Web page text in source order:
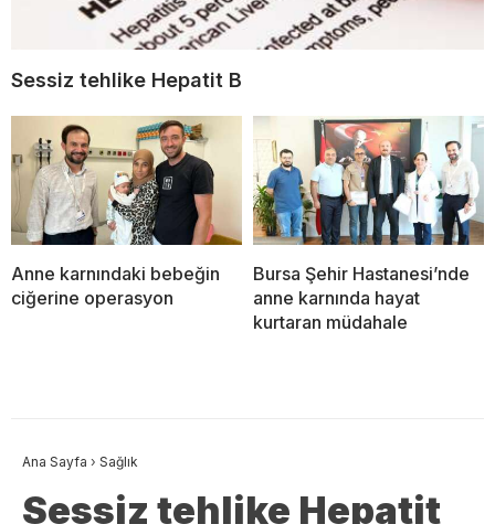
Sessiz tehlike Hepatit B
Anne karnındaki bebeğin
ciğerine operasyon
Bursa Şehir Hastanesi’nde
anne karnında hayat
kurtaran müdahale
Ana Sayfa › Sağlık
Sessiz tehlike Hepatit